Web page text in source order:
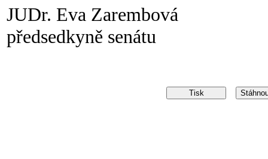
JUDr. Eva Zarembová
předsedkyně senátu